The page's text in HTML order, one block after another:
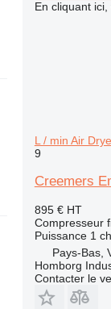
En cliquant
L / min Air
9
Creemers
895 € HT
Compresseur
Puissance 1
Pays-Bas,
Homborg
Contacter le